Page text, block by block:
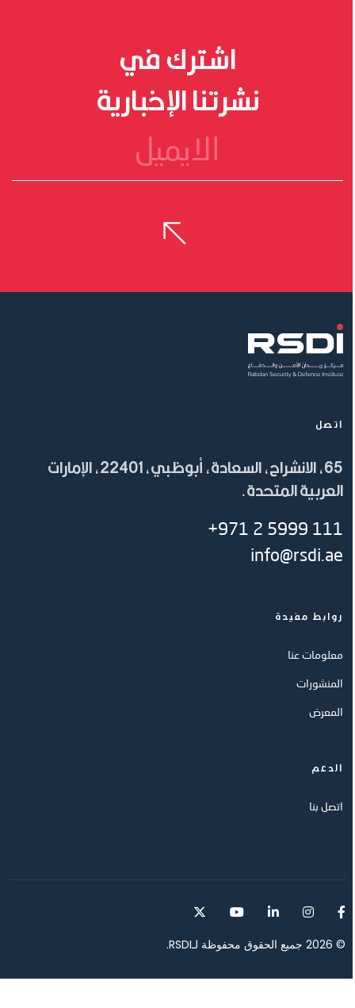
اشترك في
نشرتنا الإخبارية
اتصل
65، الانشراح، السعادة، أبوظبي، 22401، الإمارات
العربية المتحدة.
+971 2 5999 111
info@rsdi.ae
روابط مفيدة
معلومات عنا
المنشورات
المعرض
الدعم
اتصل بنا
© 2026 جميع الحقوق محفوظة لـRSDI.